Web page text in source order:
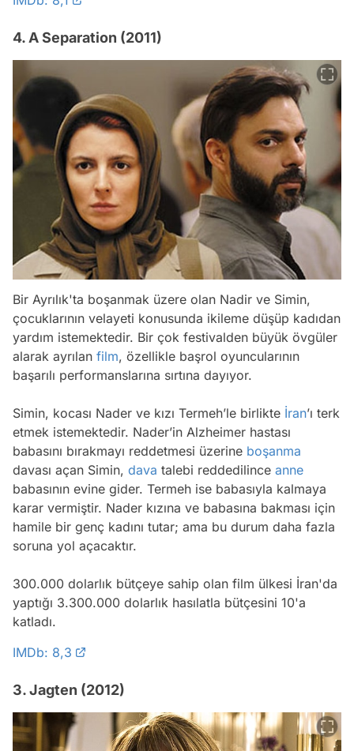
4. A Separation (2011)
Bir Ayrılık'ta boşanmak üzere olan Nadir ve Simin,
çocuklarının velayeti konusunda ikileme düşüp kadıdan
yardım istemektedir. Bir çok festivalden büyük övgüler
alarak ayrılan film, özellikle başrol oyuncularının
başarılı performanslarına sırtına dayıyor.
Simin, kocası Nader ve kızı Termeh’le birlikte İran’ı terk
etmek istemektedir. Nader’in Alzheimer hastası
babasını bırakmayı reddetmesi üzerine boşanma
davası açan Simin, dava talebi reddedilince anne
babasının evine gider. Termeh ise babasıyla kalmaya
karar vermiştir. Nader kızına ve babasına bakması için
hamile bir genç kadını tutar; ama bu durum daha fazla
soruna yol açacaktır.
300.000 dolarlık bütçeye sahip olan film ülkesi İran'da
yaptığı 3.300.000 dolarlık hasılatla bütçesini 10'a
katladı.
IMDb: 8,3
3. Jagten (2012)